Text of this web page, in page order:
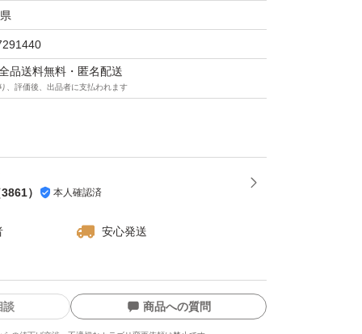
品送料無料・匿名配送
、評価後、出品者に支払われます
3861） 本人確認済
安心発送
談 商品への質問